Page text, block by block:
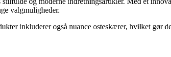
valgmuligheder.
inkluderer også nuance osteskærer, hvilket